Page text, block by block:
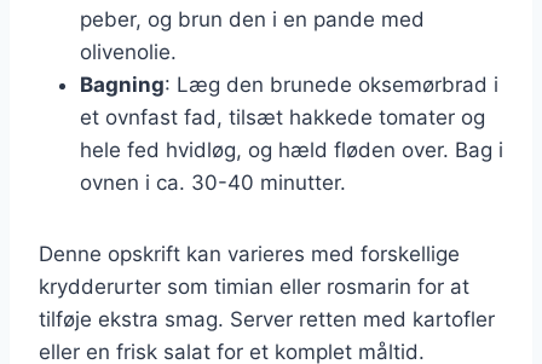
peber, og brun den i en pande med
olivenolie.
Bagning: Læg den brunede oksemørbrad i
et ovnfast fad, tilsæt hakkede tomater og
hele fed hvidløg, og hæld fløden over. Bag i
ovnen i ca. 30-40 minutter.
Denne opskrift kan varieres med forskellige
krydderurter som timian eller rosmarin for at
tilføje ekstra smag. Server retten med kartofler
eller en frisk salat for et komplet måltid.